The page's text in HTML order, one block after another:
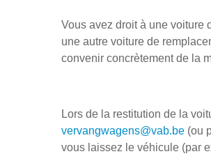
Vous avez droit à une voiture
une autre voiture de
convenir concrètement de la
Lors de la restitution de la
vervangwagens@vab.be (ou
vous laissez le véhicule (par